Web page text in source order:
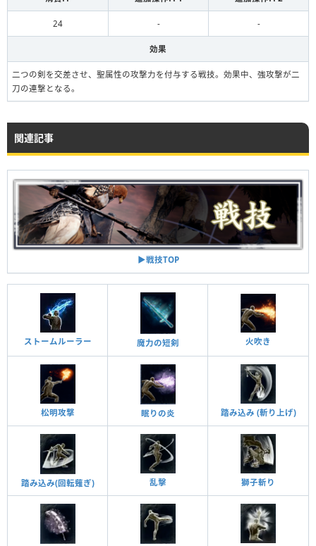
24 - -
効果
二つの剣を交差させ、聖属性の攻撃力を付与する戦技。効果中、強攻撃が二
刀の連撃となる。
関連記事
▶︎戦技TOP
ストームルーラー 魔力の短剣 火吹き
松明攻撃 眠りの炎 踏み込み (斬り上げ)
踏み込み(回転薙ぎ) 乱擊 獅子斬り